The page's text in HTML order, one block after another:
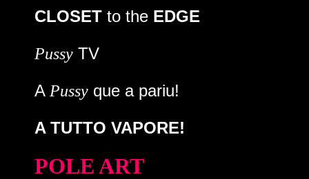
CLOSET to the EDGE
Pussy TV
A Pussy que a pariu!
A TUTTO VAPORE!
POLE ART